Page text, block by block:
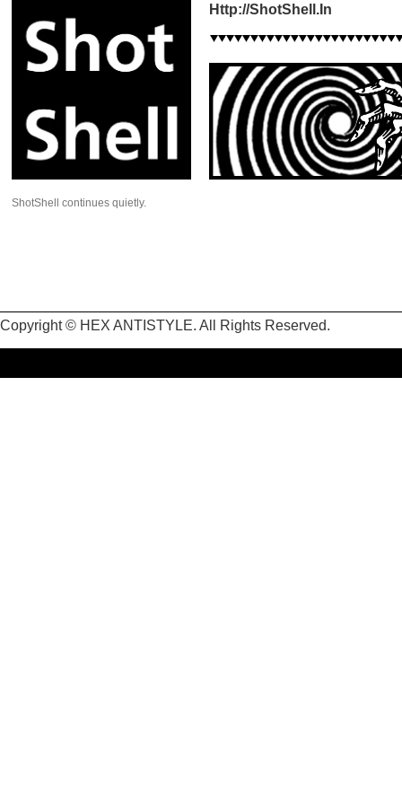
Http://ShotShell.In
ShotShell continues quietly.
Copyright © HEX ANTISTYLE. All Rights Reserved.